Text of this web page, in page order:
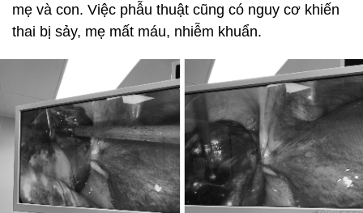
mẹ và con. Việc phẫu thuật cũng có nguy cơ khiến
thai bị sảy, mẹ mất máu, nhiễm khuẩn.